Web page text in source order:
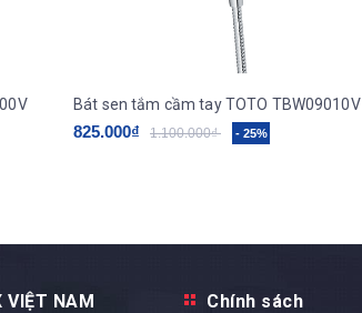
Bát sen tắm cầm tay TOTO TBW09010V
825.000₫ 1.100.000₫ - 25%
VIỆT NAM Chính sách